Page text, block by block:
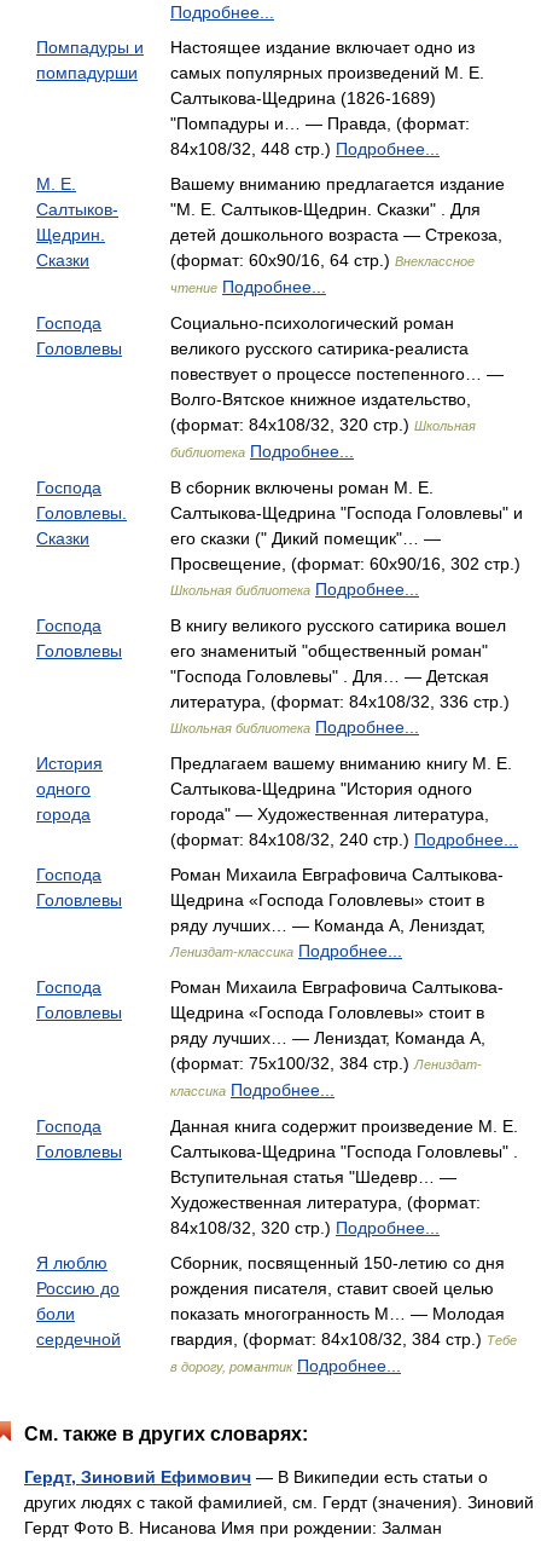
Подробнее...
Помпадуры и
помпадурши
Настоящее издание включает одно из
самых популярных произведений М. Е.
Салтыкова-Щедрина (1826-1689)
"Помпадуры и… — Правда, (формат:
84x108/32, 448 стр.) Подробнее...
М. Е.
Салтыков-
Щедрин.
Сказки
Вашему вниманию предлагается издание
"М. Е. Салтыков-Щедрин. Сказки" . Для
детей дошкольного возраста — Стрекоза,
(формат: 60x90/16, 64 стр.) Внеклассное
чтение Подробнее...
Господа
Головлевы
Социально-психологический роман
великого русского сатирика-реалиста
повествует о процессе постепенного… —
Волго-Вятское книжное издательство,
(формат: 84x108/32, 320 стр.) Школьная
библиотека Подробнее...
Господа
Головлевы.
Сказки
В сборник включены роман М. Е.
Салтыкова-Щедрина "Господа Головлевы" и
его сказки (" Дикий помещик"… —
Просвещение, (формат: 60x90/16, 302 стр.)
Школьная библиотека Подробнее...
Господа
Головлевы
В книгу великого русского сатирика вошел
его знаменитый "общественный роман"
"Господа Головлевы" . Для… — Детская
литература, (формат: 84x108/32, 336 стр.)
Школьная библиотека Подробнее...
История
одного
города
Предлагаем вашему вниманию книгу М. Е.
Салтыкова-Щедрина "История одного
города" — Художественная литература,
(формат: 84x108/32, 240 стр.) Подробнее...
Господа
Головлевы
Роман Михаила Евграфовича Салтыкова-
Щедрина «Господа Головлевы» стоит в
ряду лучших… — Команда А, Лениздат,
Лениздат-классика Подробнее...
Господа
Головлевы
Роман Михаила Евграфовича Салтыкова-
Щедрина «Господа Головлевы» стоит в
ряду лучших… — Лениздат, Команда А,
(формат: 75x100/32, 384 стр.) Лениздат-
классика Подробнее...
Господа
Головлевы
Данная книга содержит произведение М. Е.
Салтыкова-Щедрина "Господа Головлевы" .
Вступительная статья "Шедевр… —
Художественная литература, (формат:
84x108/32, 320 стр.) Подробнее...
Я люблю
Россию до
боли
сердечной
Сборник, посвященный 150-летию со дня
рождения писателя, ставит своей целью
показать многогранность М… — Молодая
гвардия, (формат: 84x108/32, 384 стр.) Тебе
в дорогу, романтик Подробнее...
См. также в других словарях:
Гердт, Зиновий Ефимович — В Википедии есть статьи о
других людях с такой фамилией, см. Гердт (значения). Зиновий
Гердт Фото В. Нисанова Имя при рождении: Залман